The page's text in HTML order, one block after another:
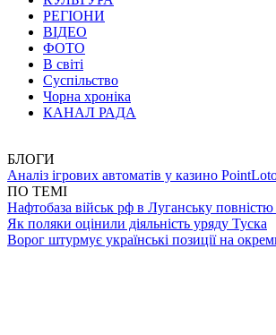
РЕГІОНИ
ВІДЕО
ФОТО
В світі
Суспільство
Чорна хроніка
КАНАЛ РАДА
БЛОГИ
Аналіз ігрових автоматів у казино
ПО ТЕМІ
Нафтобаза військ рф в Луганську
Як поляки оцінили діяльність уряду Туска
Ворог штурмує українські позиції на